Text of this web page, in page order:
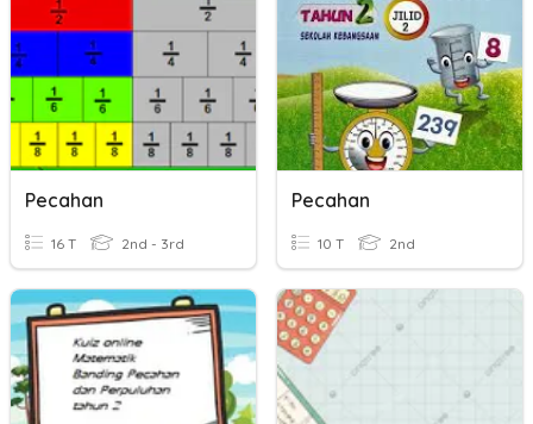
Pecahan
16 T 2nd - 3rd
Pecahan
10 T 2nd